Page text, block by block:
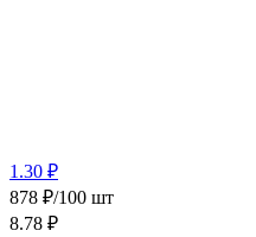
1.30 ₽
878 ₽/100 шт
8.78 ₽